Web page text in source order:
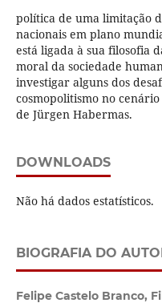
política de uma limitação
nacionais em plano
está ligada à sua filosofia
moral da sociedade
investigar alguns dos
cosmopolitismo no
de Jürgen Habermas.
DOWNLOADS
Não há dados estatísticos.
BIOGRAFIA DO
Felipe Castelo Branco,